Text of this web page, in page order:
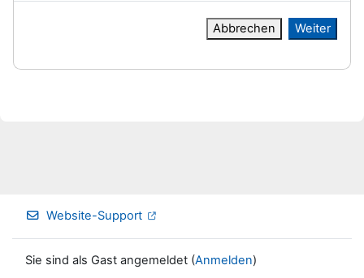
Abbrechen Weiter
Website-Support
Sie sind als Gast angemeldet (Anmelden)